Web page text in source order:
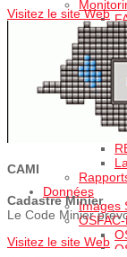
Based
Données
Images
Visitez le site Web
CAMI
Cadastre Minier
Le Code Minier
Visitez le site Web